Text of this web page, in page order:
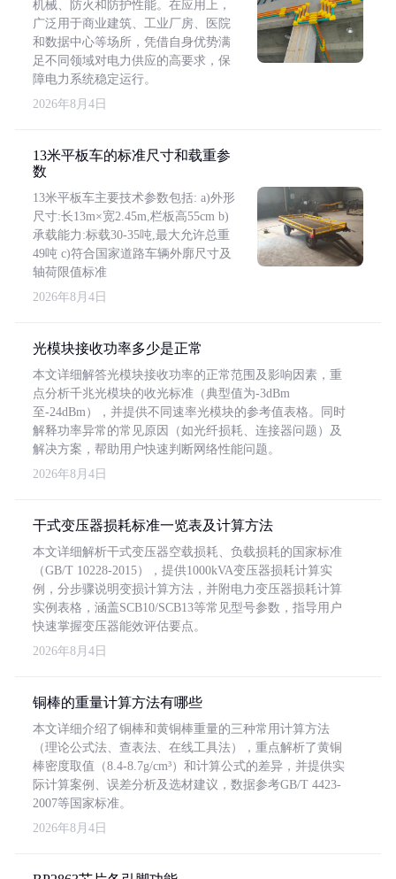
机械、防火和防护性能。在应用上，
广泛用于商业建筑、工业厂房、医院
和数据中心等场所，凭借自身优势满
足不同领域对电力供应的高要求，保
障电力系统稳定运行。
2026年8月4日
13米平板车的标准尺寸和载重参
数
13米平板车主要技术参数包括: a)外形
尺寸:长13m×宽2.45m,栏板高55cm b)
承载能力:标载30-35吨,最大允许总重
49吨 c)符合国家道路车辆外廓尺寸及
轴荷限值标准
2026年8月4日
光模块接收功率多少是正常
本文详细解答光模块接收功率的正常范围及影响因素，重
点分析千兆光模块的收光标准（典型值为-3dBm
至-24dBm），并提供不同速率光模块的参考值表格。同时
解释功率异常的常见原因（如光纤损耗、连接器问题）及
解决方案，帮助用户快速判断网络性能问题。
2026年8月4日
干式变压器损耗标准一览表及计算方法
本文详细解析干式变压器空载损耗、负载损耗的国家标准
（GB/T 10228-2015），提供1000kVA变压器损耗计算实
例，分步骤说明变损计算方法，并附电力变压器损耗计算
实例表格，涵盖SCB10/SCB13等常见型号参数，指导用户
快速掌握变压器能效评估要点。
2026年8月4日
铜棒的重量计算方法有哪些
本文详细介绍了铜棒和黄铜棒重量的三种常用计算方法
（理论公式法、查表法、在线工具法），重点解析了黄铜
棒密度取值（8.4-8.7g/cm³）和计算公式的差异，并提供实
际计算案例、误差分析及选材建议，数据参考GB/T 4423-
2007等国家标准。
2026年8月4日